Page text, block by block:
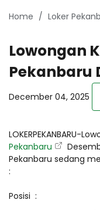
Home Loker
Lowongan
Pekanbaru
December 04, 2025
LOKERPEKANBARU-
Pekanbaru
Pekanbaru sedang
:
Posisi :